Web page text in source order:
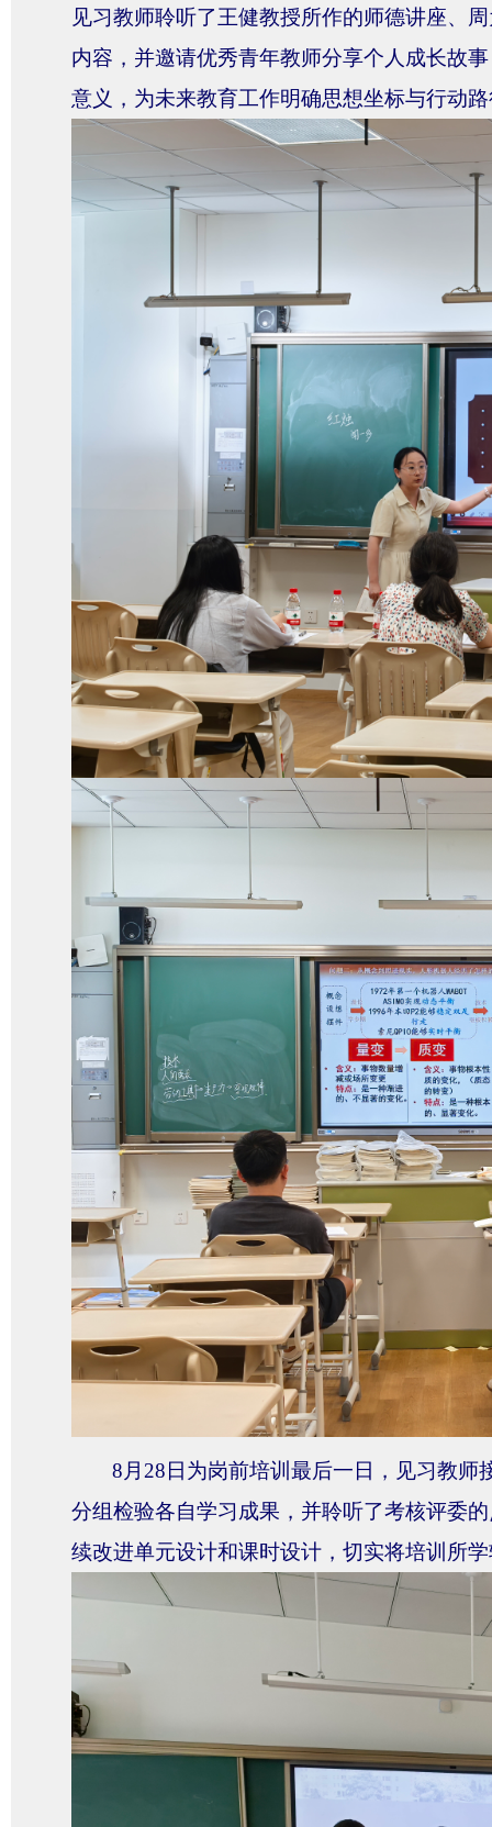
见习教师聆听了王健教授所作的师德讲座、
内容，并邀请优秀青年教师分享个人成长故
意义，为未来教育工作明确思想坐标与行动
8月28日为岗前培训最后一日，见习教师
分组检验各自学习成果，并聆听了考核评委的
续改进单元设计和课时设计， 切实将培训所